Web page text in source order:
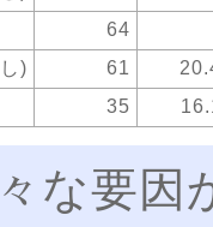
64
) 61
35
な要因